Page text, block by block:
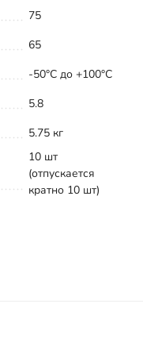
75
65
-50°С до +100°С
5.8
5.75 кг
10 шт
(отпускается
кратно 10 шт)